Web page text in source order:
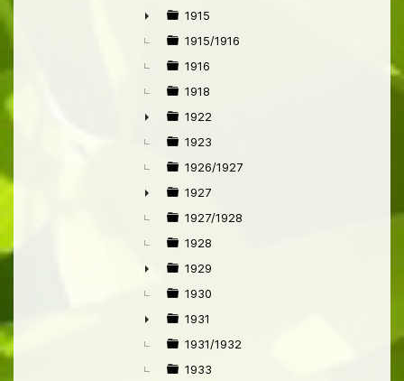
►
►
1915
1915/1916
1916
1918
►
1922
1923
1926/1927
►
1927
1927/1928
1928
►
1929
1930
►
1931
1931/1932
1933